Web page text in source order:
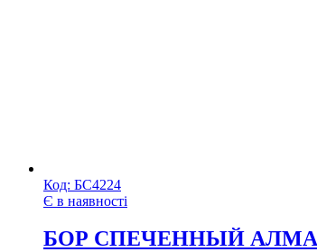
Код: БС4224
Є в наявності
БОР СПЕЧЕННЫЙ